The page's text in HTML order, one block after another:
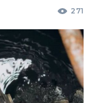
271